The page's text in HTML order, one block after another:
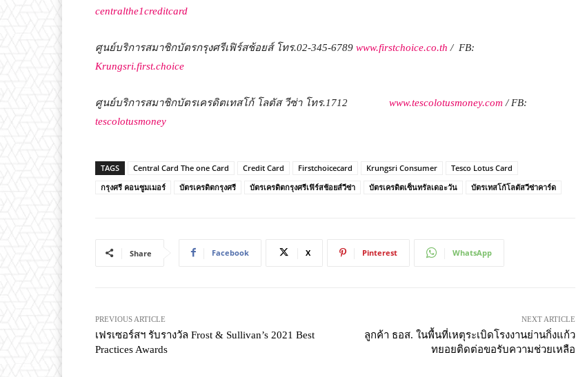
centralthe1creditcard
ศูนย์บริการสมาชิกบัตรกรุงศรีเฟิร์สช้อยส์ โทร.02-345-6789 www.firstchoice.co.th / FB:
Krungsri.first.choice
ศูนย์บริการสมาชิกบัตรเครดิตเทสโก้ โลตัส วีซ่า โทร.1712 www.tescolotusmoney.com / FB:
tescolotusmoney
TAGS Central Card The one Card Credit Card Firstchoicecard Krungsri Consumer
Tesco Lotus Card
กรุงศรี คอนซูมเมอร์
บัตรเครดิตกรุงศรี บัตรเครดิตกรุงศรีเฟิร์สช้อยส์วีซ่า บัตรเครดิตเซ็นทรัลเดอะวัน บัตรเทสโก้โลตัสวีซ่าคาร์ด
Share Facebook X Pinterest WhatsApp
PREVIOUS ARTICLE
เฟรเซอร์สฯ รับรางวัล Frost & Sullivan’s 2021 Best
Practices Awards
NEXT ARTICLE
ลูกค้า ธอส. ในพื้นที่เหตุระเบิดโรงงานย่านกิ่งแก้ว
ทยอยติดต่อขอรับความช่วยเหลือ